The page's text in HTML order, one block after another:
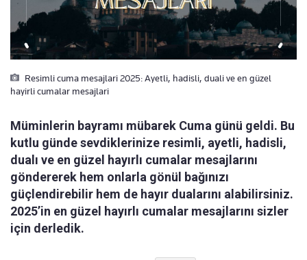
Resimli cuma mesajlari 2025: Ayetli, hadisli, duali ve en güzel
hayirli cumalar mesajlari
Müminlerin bayramı mübarek Cuma günü geldi. Bu
kutlu günde sevdiklerinize resimli, ayetli, hadisli,
dualı ve en güzel hayırlı cumalar mesajlarını
göndererek hem onlarla gönül bağınızı
güçlendirebilir hem de hayır dualarını alabilirsiniz.
2025’in en güzel hayırlı cumalar mesajlarını sizler
için derledik.